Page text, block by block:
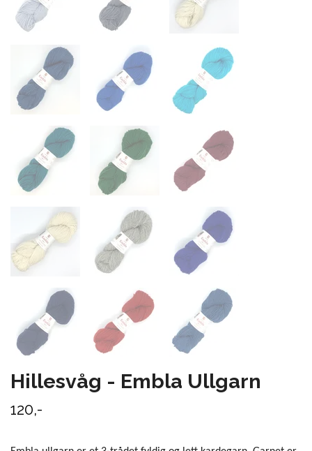
Hillesvåg - Embla Ullgarn
120,-